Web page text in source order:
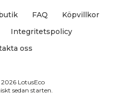
FAQ
Köpvillkor
Integritetspolicy
oss
LotusEco
sedan starten.